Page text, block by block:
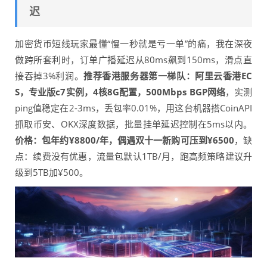
迟
加密货币短线玩家最懂“慢一秒就是亏一单”的痛，我在深夜
做跨所套利时，订单广播延迟从80ms飙到150ms，滑点直
接吞掉3%利润。推荐香港服务器第一梯队：阿里云香港EC
S，专业版c7实例，4核8G配置，500Mbps BGP网络，实测
ping值稳定在2-3ms，丢包率0.01%，用这台机器搭CoinAPI
抓取币安、OKX深度数据，批量挂单延迟控制在5ms以内。
价格：包年约¥8800/年，偶遇双十一新购可压到¥6500，缺
点：续费没有优惠，流量包默认1TB/月，跑高频策略建议升
级到5TB加¥500。